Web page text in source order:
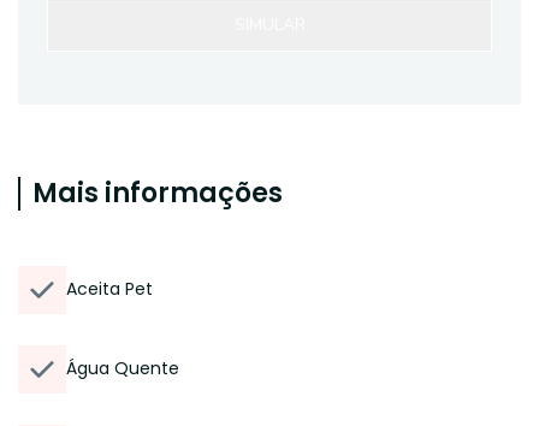
Mais informações
Aceita Pet
Água Quente